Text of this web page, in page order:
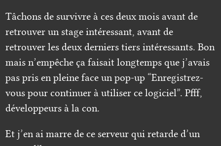
Tâchons de survivre à ces deux mois avant de
retrouver un stage intéressant, avant de
retrouver les deux derniers tiers intéressants. Bon
mais n’empêche ça faisait longtemps que j’avais
pas pris en pleine face un pop-up “Enregistrez-
vous pour continuer à utiliser ce logiciel”. Pfff,
développeurs à la con.
Et j’en ai marre de ce serveur qui retarde d’un